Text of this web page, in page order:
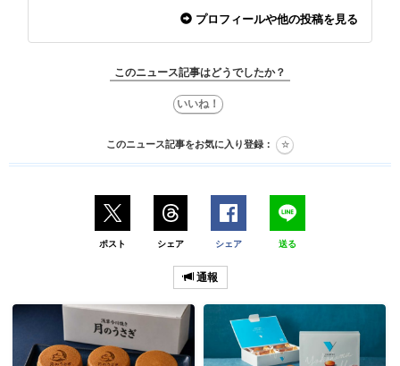
プロフィールや他の投稿を見る
このニュース記事はどうでしたか？
このニュース記事をお気に入り登録：
ポスト シェア シェア 送る
通報